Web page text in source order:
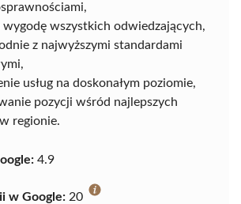
wygodę wszystkich odwiedzających,
z najwyższymi standardami
usług na doskonałym poziomie,
pozycji wśród najlepszych
regionie.
4.9
w Google: 20